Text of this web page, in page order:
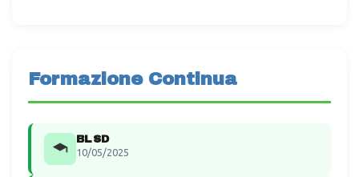
Formazione Continua
BLSD
10/05/2025